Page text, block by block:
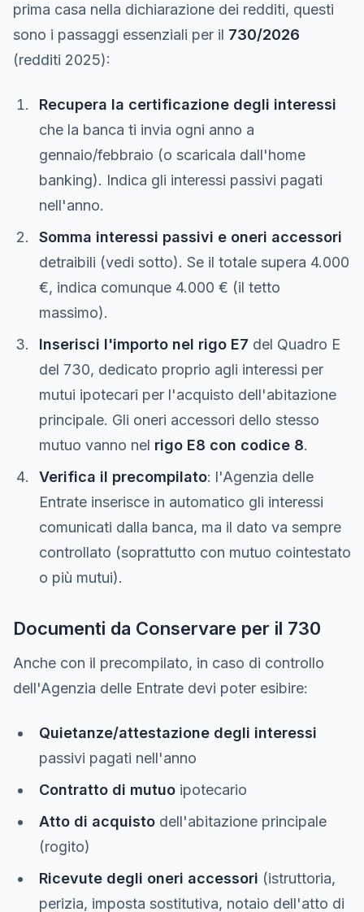
prima casa nella dichiarazione dei redditi, questi
sono i passaggi essenziali per il 730/2026
(redditi 2025):
Recupera la certificazione degli interessi
che la banca ti invia ogni anno a
gennaio/febbraio (o scaricala dall'home
banking). Indica gli interessi passivi pagati
nell'anno.
Somma interessi passivi e oneri accessori
detraibili (vedi sotto). Se il totale supera 4.000
€, indica comunque 4.000 € (il tetto
massimo).
Inserisci l'importo nel rigo E7 del Quadro E
del 730, dedicato proprio agli interessi per
mutui ipotecari per l'acquisto dell'abitazione
principale. Gli oneri accessori dello stesso
mutuo vanno nel rigo E8 con codice 8.
Verifica il precompilato: l'Agenzia delle
Entrate inserisce in automatico gli interessi
comunicati dalla banca, ma il dato va sempre
controllato (soprattutto con mutuo cointestato
o più mutui).
Documenti da Conservare per il 730
Anche con il precompilato, in caso di controllo
dell'Agenzia delle Entrate devi poter esibire:
Quietanze/attestazione degli interessi
passivi pagati nell'anno
Contratto di mutuo ipotecario
Atto di acquisto dell'abitazione principale
(rogito)
Ricevute degli oneri accessori (istruttoria,
perizia, imposta sostitutiva, notaio dell'atto di